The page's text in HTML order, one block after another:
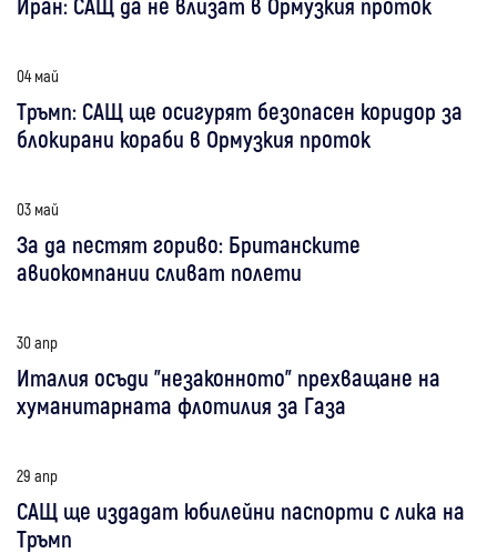
04 май
Тръмп: САЩ ще осигурят безопасен коридор за
блокирани кораби в Ормузкия проток
03 май
За да пестят гориво: Британските
авиокомпании сливат полети
30 апр
Италия осъди "незаконното" прехващане на
хуманитарната флотилия за Газа
29 апр
САЩ ще издадат юбилейни паспорти с лика на
Тръмп